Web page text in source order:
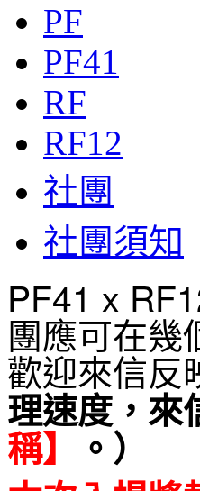
PF
PF41
RF
RF12
社團
社團須知
PF41 x
團應可在幾
歡迎來信反
理速度，來
稱】 。）